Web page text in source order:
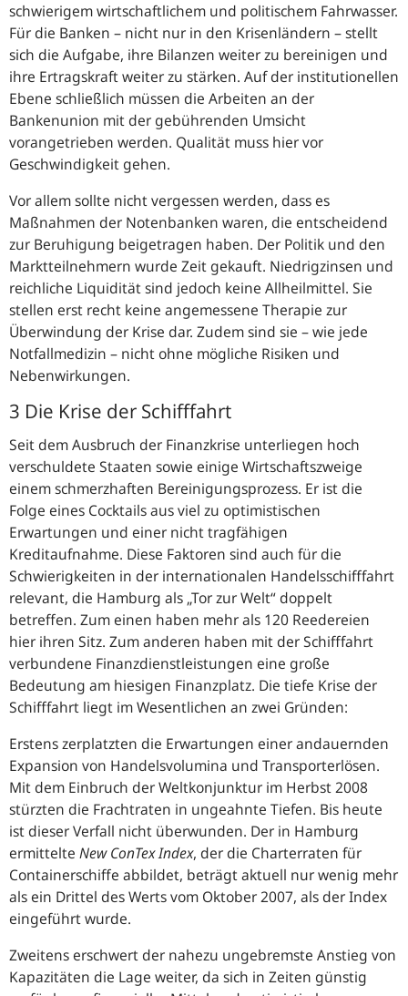
schwierigem wirtschaftlichem und politischem Fahrwasser.
Für die Banken – nicht nur in den Krisenländern – stellt
sich die Aufgabe, ihre Bilanzen weiter zu bereinigen und
ihre Ertragskraft weiter zu stärken. Auf der institutionellen
Ebene schließlich müssen die Arbeiten an der
Bankenunion mit der gebührenden Umsicht
vorangetrieben werden. Qualität muss hier vor
Geschwindigkeit gehen.
Vor allem sollte nicht vergessen werden, dass es
Maßnahmen der Notenbanken waren, die entscheidend
zur Beruhigung beigetragen haben. Der Politik und den
Marktteilnehmern wurde Zeit gekauft. Niedrigzinsen und
reichliche Liquidität sind jedoch keine Allheilmittel. Sie
stellen erst recht keine angemessene Therapie zur
Überwindung der Krise dar. Zudem sind sie – wie jede
Notfallmedizin – nicht ohne mögliche Risiken und
Nebenwirkungen.
3 Die Krise der Schifffahrt
Seit dem Ausbruch der Finanzkrise unterliegen hoch
verschuldete Staaten sowie einige Wirtschaftszweige
einem schmerzhaften Bereinigungsprozess. Er ist die
Folge eines Cocktails aus viel zu optimistischen
Erwartungen und einer nicht tragfähigen
Kreditaufnahme. Diese Faktoren sind auch für die
Schwierigkeiten in der internationalen Handelsschifffahrt
relevant, die Hamburg als „Tor zur Welt“ doppelt
betreffen. Zum einen haben mehr als 120 Reedereien
hier ihren Sitz. Zum anderen haben mit der Schifffahrt
verbundene Finanzdienstleistungen eine große
Bedeutung am hiesigen Finanzplatz. Die tiefe Krise der
Schifffahrt liegt im Wesentlichen an zwei Gründen:
Erstens zerplatzten die Erwartungen einer andauernden
Expansion von Handelsvolumina und Transporterlösen.
Mit dem Einbruch der Weltkonjunktur im Herbst 2008
stürzten die Frachtraten in ungeahnte Tiefen. Bis heute
ist dieser Verfall nicht überwunden. Der in Hamburg
ermittelte New ConTex Index, der die Charterraten für
Containerschiffe abbildet, beträgt aktuell nur wenig mehr
als ein Drittel des Werts vom Oktober 2007, als der Index
eingeführt wurde.
Zweitens erschwert der nahezu ungebremste Anstieg von
Kapazitäten die Lage weiter, da sich in Zeiten günstig